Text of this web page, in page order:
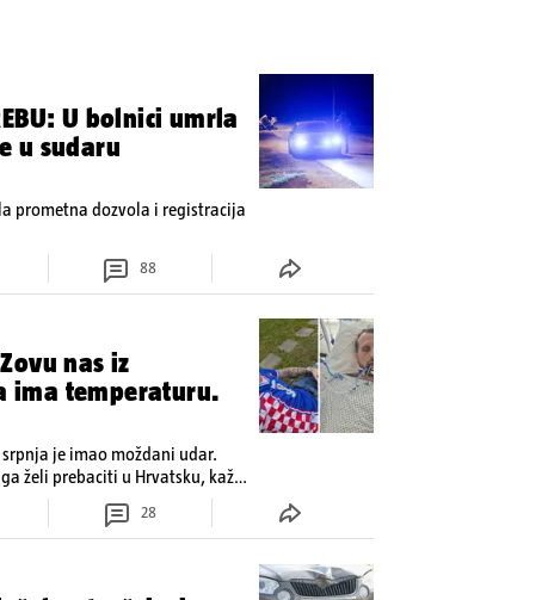
U bolnici umrla
u sudaru
prometna dozvola i registracija
88
nas iz
ima temperaturu.
srpnja je imao moždani udar.
želi prebaciti u Hrvatsku, kažu
'Imamo 72 sata'
28